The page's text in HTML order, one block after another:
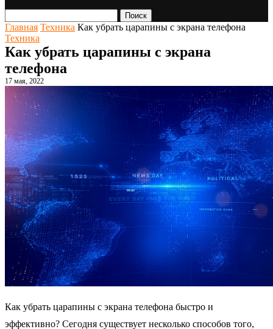
Поиск
Главная Техника Как убрать царапины с экрана телефона
Техника
Как убрать царапины с экрана
телефона
17 мая, 2022
Как убрать царапины с экрана телефона быстро и
эффективно? Сегодня существует несколько способов того,